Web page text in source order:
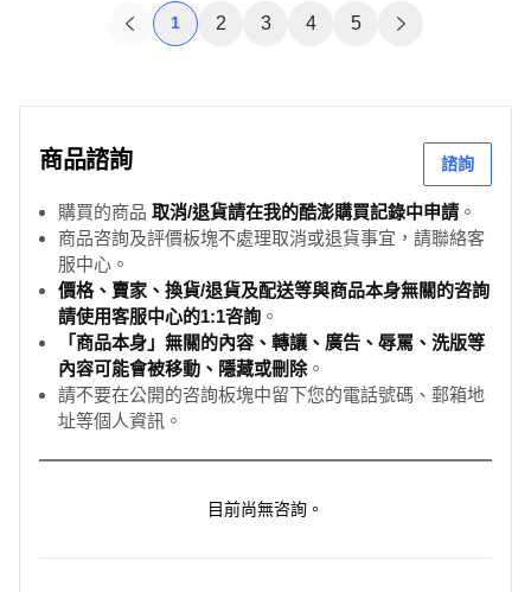
1 2 3 4 5
商品諮詢 諮詢
購買的商品 取消/退貨請在我的酷澎購買記錄中申請 。
商品咨詢及評價板塊不處理取消或退貨事宜，請聯絡客
服中心。
價格、賣家、換貨/退貨及配送等與商品本身無關的咨詢
請使用客服中心的1:1咨詢 。
「商品本身」無關的內容、轉讓、廣告、辱罵、洗版等
內容可能會被移動、隱藏或刪除。
請不要在公開的咨詢板塊中留下您的電話號碼、郵箱地
址等個人資訊。
目前尚無咨詢。